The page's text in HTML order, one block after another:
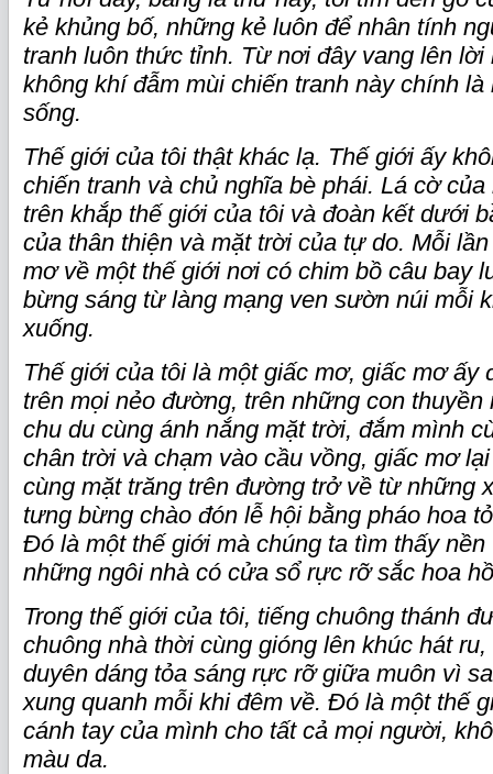
kẻ khủng bố, những kẻ luôn để nhân tính
tranh luôn thức tỉnh. Từ nơi đây vang lên
không khí đẫm mùi chiến tranh này chính
sống.
Thế giới của tôi thật khác lạ. Thế giới ấy
chiến tranh và chủ nghĩa bè phái. Lá cờ
trên khắp thế giới của tôi và đoàn kết dưới
của thân thiện và mặt trời của tự do. Mỗi
mơ về một thế giới nơi có chim bồ câu bay
bừng sáng từ làng mạng ven sườn núi mỗi
xuống.
Thế giới của tôi là một giấc mơ, giấc mơ ấy
trên mọi nẻo đường, trên những con thuyền
chu du cùng ánh nắng mặt trời, đắm mình
chân trời và chạm vào cầu vồng, giấc mơ
cùng mặt trăng trên đường trở về từ những
tưng bừng chào đón lễ hội bằng pháo hoa
Đó là một thế giới mà chúng ta tìm thấy
những ngôi nhà có cửa sổ rực rỡ sắc hoa
Trong thế giới của tôi, tiếng chuông thánh
chuông nhà thời cùng gióng lên khúc hát
duyên dáng tỏa sáng rực rỡ giữa muôn vì
xung quanh mỗi khi đêm về. Đó là một thế
cánh tay của mình cho tất cả mọi người,
màu da.